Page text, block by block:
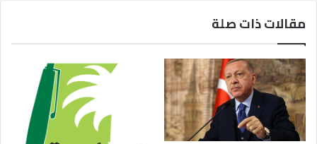
مقالات ذات صلة